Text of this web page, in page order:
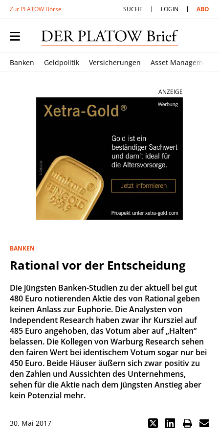
Zur PLATOW Börse SUCHE LOGIN ABO
Banken Geldpolitik Versicherungen Asset Management
ANZEIGE
BANKEN
Rational vor der Entscheidung
Die jüngsten Banken-Studien zu der aktuell bei gut
480 Euro notierenden Aktie des von Rational geben
keinen Anlass zur Euphorie. Die Analysten von
Independent Research haben zwar ihr Kursziel auf
485 Euro angehoben, das Votum aber auf „Halten“
belassen. Die Kollegen von Warburg Research sehen
den fairen Wert bei identischem Votum sogar nur bei
450 Euro. Beide Häuser äußern sich zwar positiv zu
den Zahlen und Aussichten des Unternehmens,
sehen für die Aktie nach dem jüngsten Anstieg aber
kein Potenzial mehr.
30. Mai 2017